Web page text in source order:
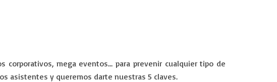
corporativos, mega eventos… para prevenir cualquier tipo de
asistentes y queremos darte nuestras 5 claves.